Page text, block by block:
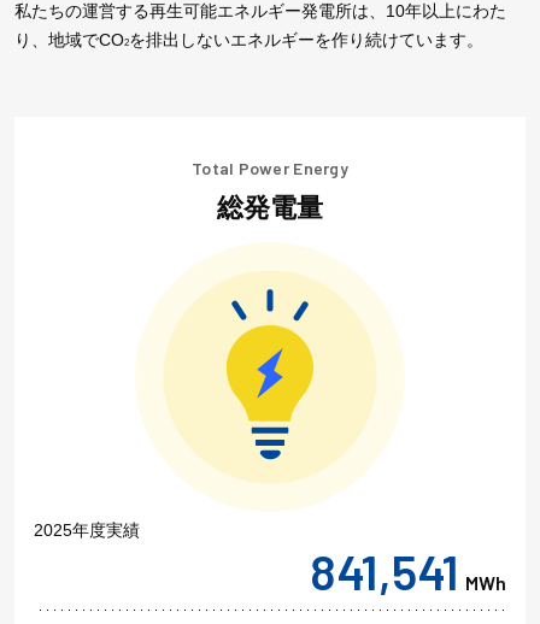
スパークス・アセット・マネジメント株式会社
私たちの運営する再生可能エネルギー発電所は、10年以上にわた
り、地域でCO2を排出しないエネルギーを作り続けています。
総発電量
2025年度実績
841,541 MWh